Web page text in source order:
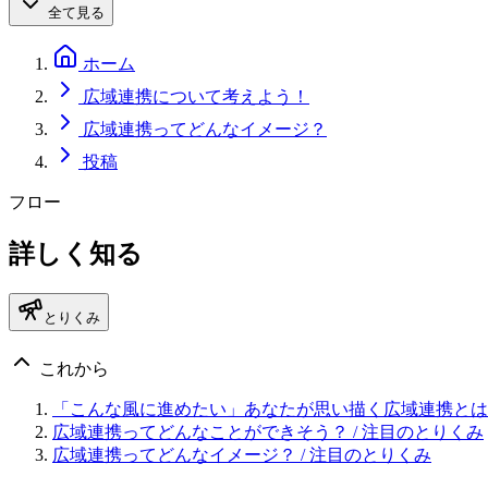
全て見る
ホーム
広域連携について考えよう！
広域連携ってどんなイメージ？
投稿
フロー
詳しく知る
とりくみ
これから
「こんな風に進めたい」あなたが思い描く広域連携とは
広域連携ってどんなことができそう？ / 注目のとりくみ
広域連携ってどんなイメージ？ / 注目のとりくみ